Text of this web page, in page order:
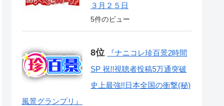
３月２５日
5件のビュー
『ナニコレ珍百景2時間
SP 祝!!視聴者投稿5万通突破
史上最強!!日本全国の衝撃(秘)
風景グランプリ』